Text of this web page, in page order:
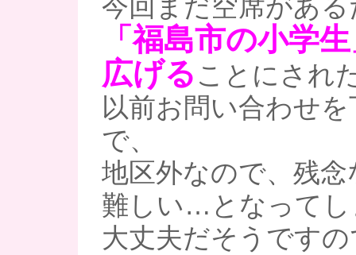
今回まだ空席があ
「福島市の小学
広げる ことにされ
以前お問い合わせ
で、
地区外なので、残
難しい…となってし
大丈夫だそうです